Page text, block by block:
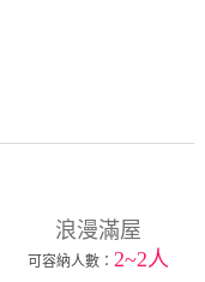
浪漫滿屋
可容納人數：2~2人